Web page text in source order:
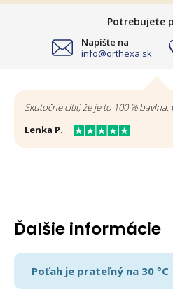
Potrebujete
Napíšte na
info@orthexa.sk
Skutočne cítiť, že je to 100 %
Lenka P.
Ďalšie informácie
Poťah je prateľný na 30 °C